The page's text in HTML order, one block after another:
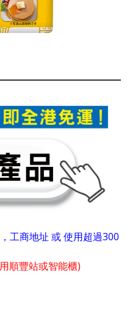
工商地址 或 使用超過300
順豐站或智能櫃)